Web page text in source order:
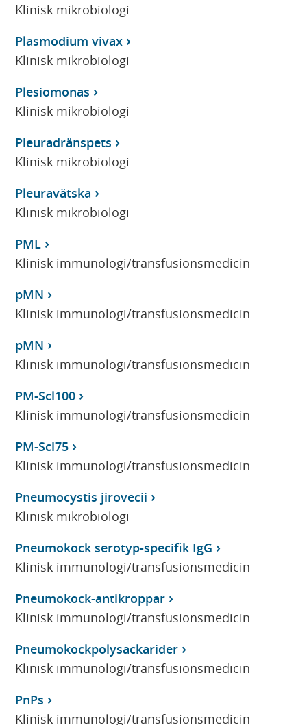
Klinisk mikrobiologi
Plasmodium vivax
Klinisk mikrobiologi
Plesiomonas
Klinisk mikrobiologi
Pleuradränspets
Klinisk mikrobiologi
Pleuravätska
Klinisk mikrobiologi
PML
Klinisk immunologi/transfusionsmedicin
pMN
Klinisk immunologi/transfusionsmedicin
pMN
Klinisk immunologi/transfusionsmedicin
PM-Scl100
Klinisk immunologi/transfusionsmedicin
PM-Scl75
Klinisk immunologi/transfusionsmedicin
Pneumocystis jirovecii
Klinisk mikrobiologi
Pneumokock serotyp-specifik IgG
Klinisk immunologi/transfusionsmedicin
Pneumokock-antikroppar
Klinisk immunologi/transfusionsmedicin
Pneumokockpolysackarider
Klinisk immunologi/transfusionsmedicin
PnPs
Klinisk immunologi/transfusionsmedicin